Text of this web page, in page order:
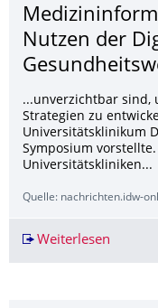
Nutzen der
...unverzichtbar sind,
Strategien zu
Universitätsklinikum
Symposium
Universitätskliniken...
Quelle: nachrichten.idw-
Weiterlesen